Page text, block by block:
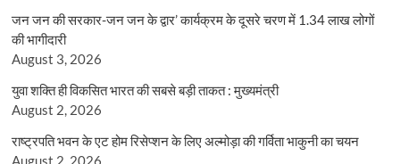
जन जन की सरकार-जन जन के द्वार’ कार्यक्रम के दूसरे चरण में 1.34 लाख लोगों
की भागीदारी
August 3, 2026
युवा शक्ति ही विकसित भारत की सबसे बड़ी ताकत : मुख्यमंत्री
August 2, 2026
राष्ट्रपति भवन के एट होम रिसेप्शन के लिए अल्मोड़ा की गर्विता भाकुनी का चयन
August 2, 2026